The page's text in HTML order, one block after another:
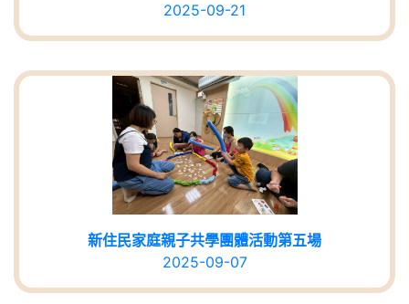
2025-09-21
新住民家庭親子共學團體活動第五場
2025-09-07